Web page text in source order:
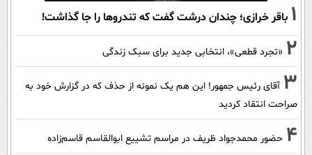
1 باقر خرازی؛ چندان درشت گفت که تندروها را جا گذاشت!
2 «تجرد قطعی»، انتخابی جدید برای سبک زندگی
3 آقای رئیس جمهور! این هم یک نمونه از حذف که در گزارش خود به
صراحت انتقاد کردید
4 حضور محمدجواد ظریف در مراسم تشییع ابوالقاسم قاسم‌زاده